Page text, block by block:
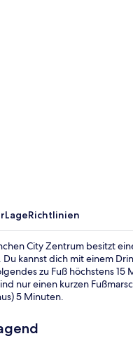
LageRichtlinien
City Zentrum besitzt
Du kannst dich mit einem
zu Fuß höchstens
nur einen kurzen
5 Minuten.